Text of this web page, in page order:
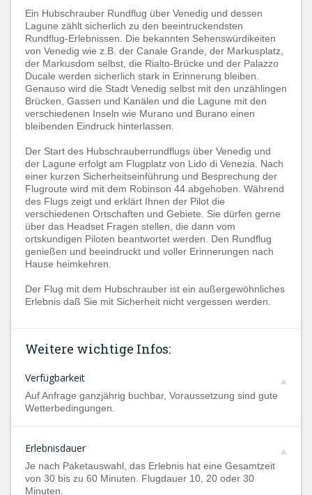
Ein Hubschrauber Rundflug über Venedig und dessen
Lagune zählt sicherlich zu den beeintruckendsten
Rundflug-Erlebnissen. Die bekannten Sehenswürdikeiten
von Venedig wie z.B. der Canale Grande, der Markusplatz,
der Markusdom selbst, die Rialto-Brücke und der Palazzo
Ducale werden sicherlich stark in Erinnerung bleiben.
Genauso wird die Stadt Venedig selbst mit den unzählingen
Brücken, Gassen und Kanälen und die Lagune mit den
verschiedenen Inseln wie Murano und Burano einen
bleibenden Eindruck hinterlassen.
Der Start des Hubschrauberrundflugs über Venedig und
der Lagune erfolgt am Flugplatz von Lido di Venezia. Nach
einer kurzen Sicherheitseinführung und Besprechung der
Flugroute wird mit dem Robinson 44 abgehoben. Während
des Flugs zeigt und erklärt Ihnen der Pilot die
verschiedenen Ortschaften und Gebiete. Sie dürfen gerne
über das Headset Fragen stellen, die dann vom
ortskundigen Piloten beantwortet werden. Den Rundflug
genießen und beeindruckt und voller Erinnerungen nach
Hause heimkehren.
Der Flug mit dem Hubschrauber ist ein außergewöhnliches
Erlebnis daß Sie mit Sicherheit nicht vergessen werden.
Weitere wichtige Infos:
Verfügbarkeit
Auf Anfrage ganzjährig buchbar, Voraussetzung sind gute
Wetterbedingungen.
Erlebnisdauer
Je nach Paketauswahl, das Erlebnis hat eine Gesamtzeit
von 30 bis zu 60 Minuten. Flugdauer 10, 20 oder 30
Minuten.